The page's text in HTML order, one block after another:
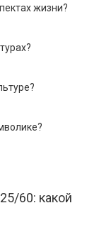
жизни?
60: какой